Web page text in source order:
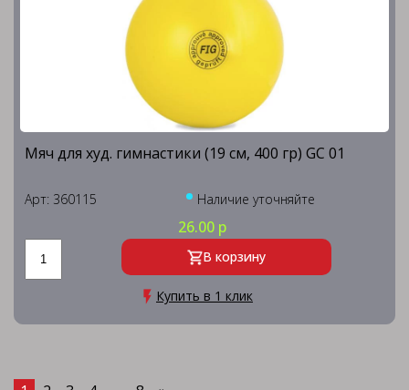
Мяч для худ. гимнастики (19 см, 400 гр) GC 01
Арт: 360115 Наличие уточняйте
26.00 р
В корзину
Купить в 1 клик